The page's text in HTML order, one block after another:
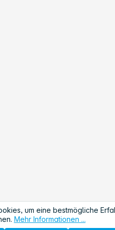
um eine bestmögliche
Mehr Informationen ...